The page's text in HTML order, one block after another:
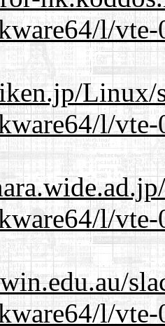
l/
Linux/
l/
l/
l/